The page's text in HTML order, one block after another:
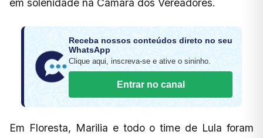
em solenidade na Câmara dos Vereadores.
Receba nossos conteúdos direto no seu
WhatsApp
Clique aqui, inscreva-se e ative o sininho.
Entrar no canal
Em Floresta, Marilia e todo o time de Lula foram